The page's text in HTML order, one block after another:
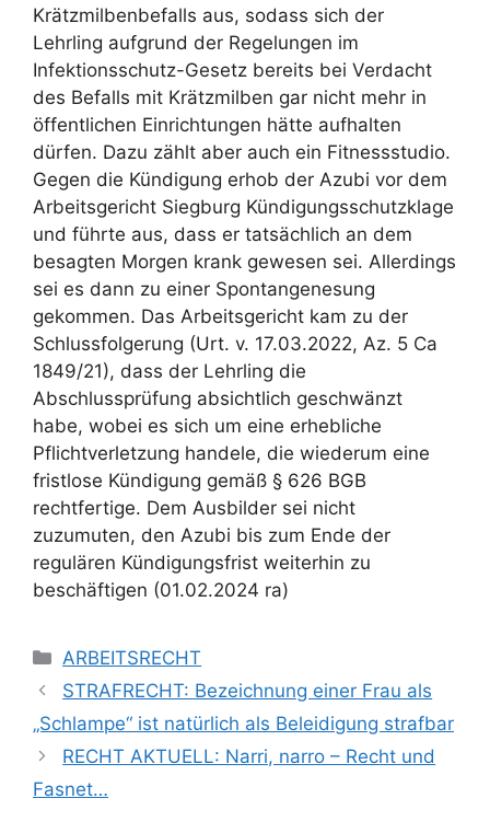
Krätzmilbenbefalls aus, sodass sich der
Lehrling aufgrund der Regelungen im
Infektionsschutz-Gesetz bereits bei Verdacht
des Befalls mit Krätzmilben gar nicht mehr in
öffentlichen Einrichtungen hätte aufhalten
dürfen. Dazu zählt aber auch ein Fitnessstudio.
Gegen die Kündigung erhob der Azubi vor dem
Arbeitsgericht Siegburg Kündigungsschutzklage
und führte aus, dass er tatsächlich an dem
besagten Morgen krank gewesen sei. Allerdings
sei es dann zu einer Spontangenesung
gekommen. Das Arbeitsgericht kam zu der
Schlussfolgerung (Urt. v. 17.03.2022, Az. 5 Ca
1849/21), dass der Lehrling die
Abschlussprüfung absichtlich geschwänzt
habe, wobei es sich um eine erhebliche
Pflichtverletzung handele, die wiederum eine
fristlose Kündigung gemäß § 626 BGB
rechtfertige. Dem Ausbilder sei nicht
zuzumuten, den Azubi bis zum Ende der
regulären Kündigungsfrist weiterhin zu
beschäftigen (01.02.2024 ra)
ARBEITSRECHT
STRAFRECHT: Bezeichnung einer Frau als
„Schlampe“ ist natürlich als Beleidigung strafbar
RECHT AKTUELL: Narri, narro – Recht und
Fasnet…